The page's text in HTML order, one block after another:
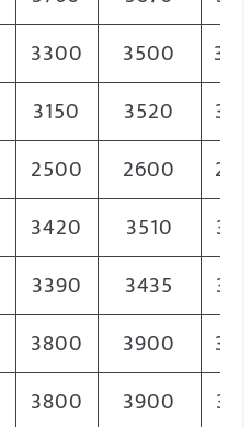
3300 3500
3150 3520
2500 2600
3420 3510
3390 3435
3800 3900
3800 3900